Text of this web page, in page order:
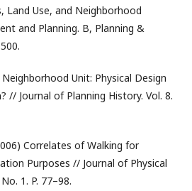
Land Use, and Neighborhood
and Planning. B, Planning &
Unit: Physical Design
// Journal of Planning History. Vol. 8.
Correlates of Walking for
Purposes // Journal of Physical
1. P. 77–98.